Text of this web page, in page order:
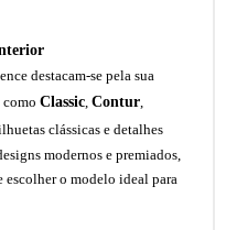
destacam-se pela sua
como Classic Contur
clássicas e detalhes
modernos e premiados,
escolher o modelo ideal para